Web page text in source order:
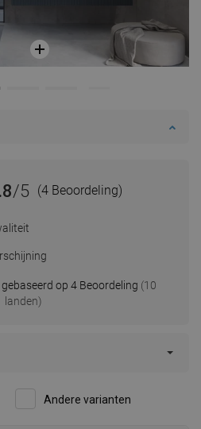
/5 (4 Beoordeling)
op 4 Beoordeling (10
landen)
Andere varianten